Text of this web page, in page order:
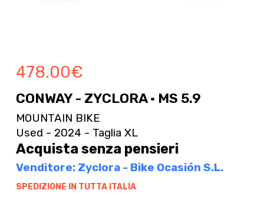
478.00€
CONWAY - ZYCLORA · MS 5.9
MOUNTAIN BIKE
Used - 2024 - Taglia XL
Acquista senza pensieri
Venditore: Zyclora - Bike Ocasión S.L.
SPEDIZIONE IN TUTTA ITALIA